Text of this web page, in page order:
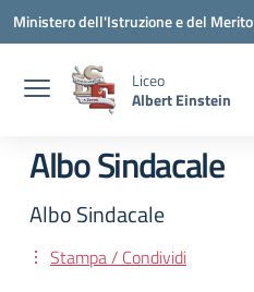
Vai ai contenuti
Vai al menu di navigazione
Vai al footer
Ministero dell'Istruzione e del Merito
Liceo
Albert Einstein
Albo Sindacale
Albo Sindacale
Stampa / Condividi